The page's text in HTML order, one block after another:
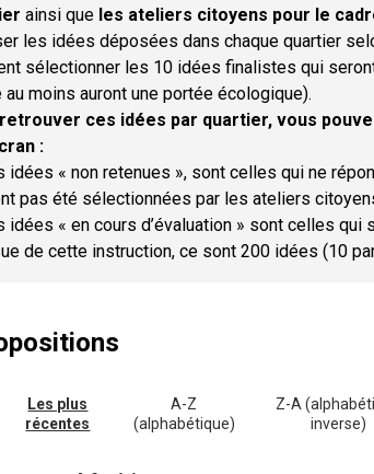
ainsi que les ateliers citoyens pour le
les idées déposées dans chaque quartier
sélectionner les 10 idées finalistes qui
moins auront une portée écologique).
ces idées par quartier, vous
:
idées « non retenues », sont celles qui ne
pas été sélectionnées par les ateliers
idées « en cours d’évaluation » sont celles
de cette instruction, ce sont 200 idées (10
Les plus
récentes
A-Z
(alphabétique)
Z-A
inverse)